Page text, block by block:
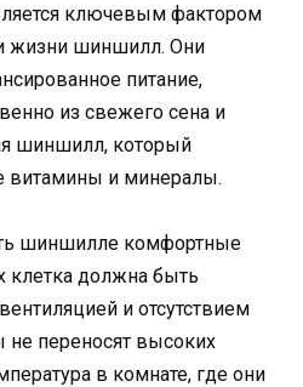
ключевым фактором
жизни шиншилл. Они
питание,
из свежего сена и
шиншилл, который
витамины и минералы.
шиншилле комфортные
клетка должна быть
и отсутствием
переносят высоких
в комнате, где они